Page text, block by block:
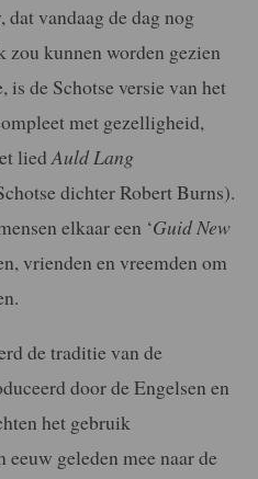
dat vandaag de dag nog
zou kunnen worden gezien
de Schotse versie van het
met gezelligheid,
liedAuld Lang
dichter Robert Burns).
elkaar een ‘Guid New
vrienden en vreemden om
de traditie van de
door de Engelsen en
het gebruik
geleden mee naar de